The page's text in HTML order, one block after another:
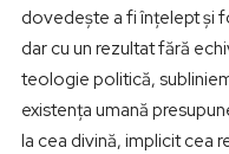
dovedește a fi înțelept și
dar cu un rezultat fără
teologie politică,
existența umană
la cea divină, implicit cea